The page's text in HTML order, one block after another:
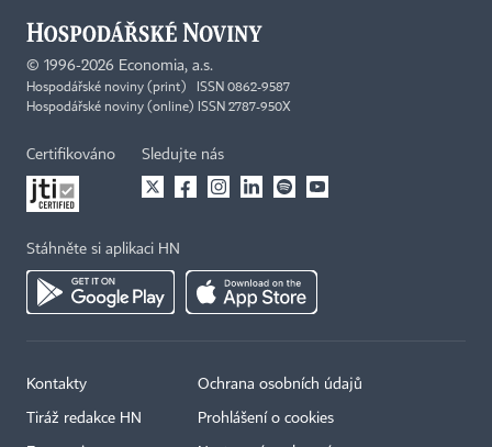
© 1996-2026 Economia, a.s.
Hospodářské noviny (print) ISSN 0862-9587
Hospodářské noviny (online) ISSN 2787-950X
Certifikováno Sledujte nás
Stáhněte si aplikaci HN
Kontakty
Tiráž redakce HN
Ochrana osobních údajů
Prohlášení o cookies